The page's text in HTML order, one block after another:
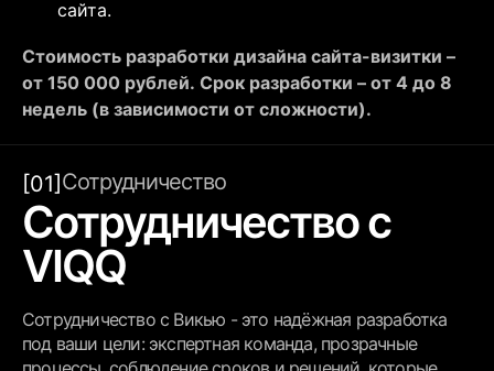
сайта.
Стоимость разработки дизайна сайта-визитки –
от 150 000 рублей. Срок разработки – от 4 до 8
недель (в зависимости от сложности).
[01]Сотрудничество
Сотрудничество с
VIQQ
Сотрудничество с Викью - это надёжная разработка
под ваши цели: экспертная команда, прозрачные